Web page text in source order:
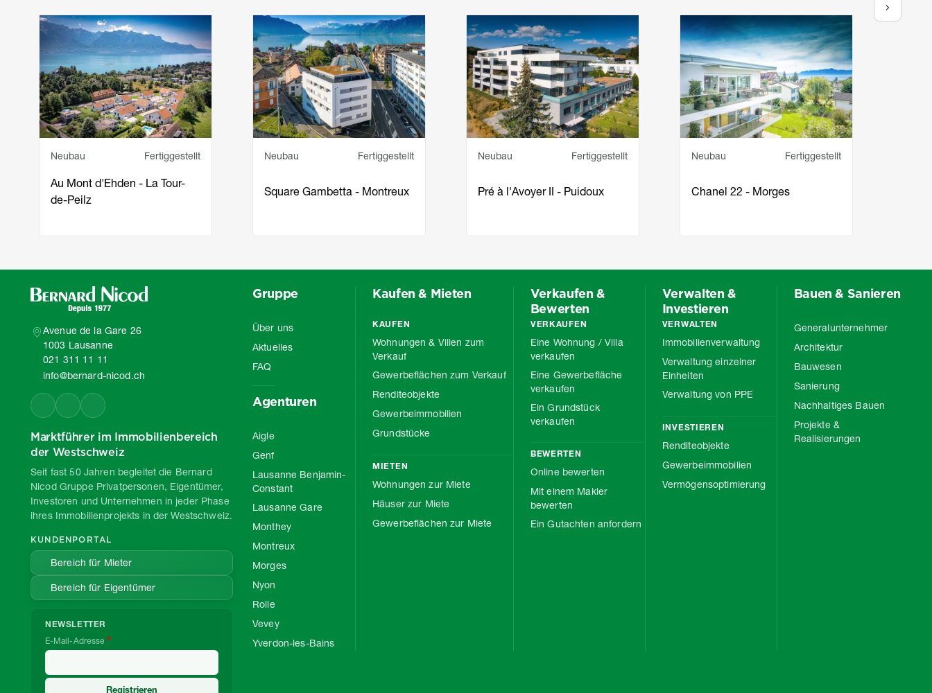
Image
Service principal
Neubau Statut
Fertiggestellt
Au Mont d'Ehden - La Tour-
de-Peilz
Image
Service principal
Neubau Statut
Fertiggestellt
Square Gambetta - Montreux
Image
Service principal
Neubau Statut
Fertiggestellt
Pré à l'Avoyer II - Puidoux
Image
Service principal
Neubau Statut
Fertiggestellt
Chanel 22 - Morges
Image
Avenue de la Gare 26
1003 Lausanne
021 311 11 11
info@bernard-nicod.ch
Marktführer im Immobilienbereich
der Westschweiz
Seit fast 50 Jahren begleitet die Bernard
Nicod Gruppe Privatpersonen, Eigentümer,
Investoren und Unternehmen in jeder Phase
ihres Immobilienprojekts in der Westschweiz.
KUNDENPORTAL
Bereich für Mieter
Bereich für Eigentümer
NEWSLETTER
E-Mail-Adresse
Gruppe
Über uns
Aktuelles
FAQ
Agenturen
Aigle
Genf
Lausanne Benjamin-
Constant
Lausanne Gare
Monthey
Montreux
Morges
Nyon
Rolle
Vevey
Yverdon-les-Bains
Kaufen & Mieten
KAUFEN
Wohnungen & Villen zum
Verkauf
Gewerbeflächen zum Verkauf
Renditeobjekte
Gewerbeimmobilien
Grundstücke
MIETEN
Wohnungen zur Miete
Häuser zur Miete
Gewerbeflächen zur Miete
Verkaufen &
Bewerten
VERKAUFEN
Eine Wohnung / Villa
verkaufen
Eine Gewerbefläche
verkaufen
Ein Grundstück
verkaufen
BEWERTEN
Online bewerten
Mit einem Makler
bewerten
Ein Gutachten anfordern
Verwalten &
Investieren
VERWALTEN
Immobilienverwaltung
Verwaltung einzelner
Einheiten
Verwaltung von PPE
INVESTIEREN
Renditeobjekte
Gewerbeimmobilien
Vermögensoptimierung
Bauen & Sanieren
Generalunternehmer
Architektur
Bauwesen
Sanierung
Nachhaltiges Bauen
Projekte &
Realisierungen